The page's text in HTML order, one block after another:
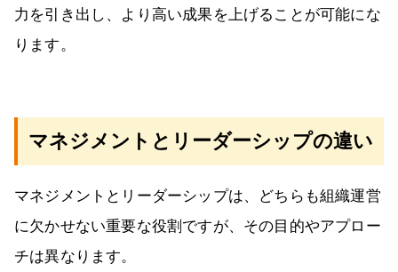
力を引き出し、より高い成果を上げることが可能にな
ります。
マネジメントとリーダーシップの違い
マネジメントとリーダーシップは、どちらも組織運営
に欠かせない重要な役割ですが、その目的やアプロー
チは異なります。